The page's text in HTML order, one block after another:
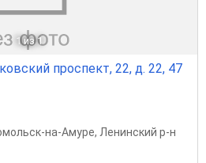
1 из 1
проспект, 22, д. 22, 47
на-Амуре, Ленинский р-н